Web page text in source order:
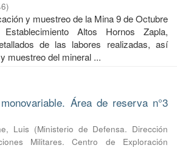
)
y muestreo de la Mina 9 de Octubre
Altos Hornos Zapla,
de las labores realizadas, así
muestreo del mineral ...
Área de reserva n°3
Luis (Ministerio de Defensa. Dirección
Militares. Centro de Exploración